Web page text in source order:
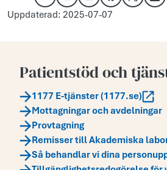
Kopiera länk
Skriv utDela via e-post
Dela påDela på X
Uppdaterad: 2025-07-07
Patientstöd och
1177 E-tjänster (1177.se)
Mottagningar och avdelningar
Provtagning
Remisser till Akademiska
Så behandlar vi dina